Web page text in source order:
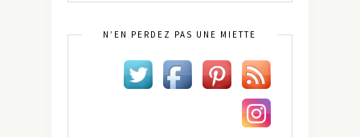
N’EN PERDEZ PAS UNE MIETTE